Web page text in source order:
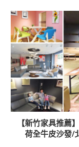
【新竹家具推薦
荷全牛皮沙發/